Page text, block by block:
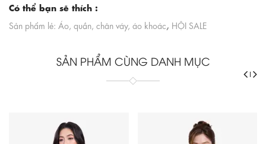
Có thể bạn sẽ thích :
Sản phẩm lẻ: Áo, quần, chân váy, áo khoác, HỘI SALE
SẢN PHẨM CÙNG DANH MỤC